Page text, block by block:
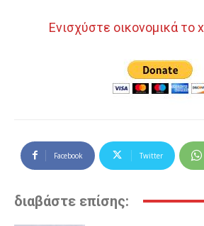
Ενισχύστε οικονομικά το
Facebook Twitter
διαβάστε επίσης: